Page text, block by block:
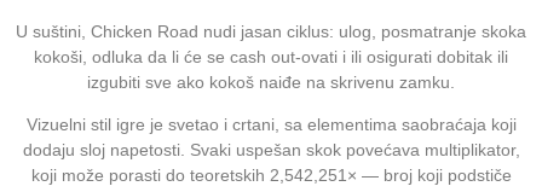
U suštini, Chicken Road nudi jasan ciklus: ulog, posmatranje skoka
kokoši, odluka da li će se cash out-ovati i ili osigurati dobitak ili
izgubiti sve ako kokoš naiđe na skrivenu zamku.
Vizuelni stil igre je svetao i crtani, sa elementima saobraćaja koji
dodaju sloj napetosti. Svaki uspešan skok povećava multiplikator,
koji može porasti do teoretskih 2,542,251× — broj koji podstiče